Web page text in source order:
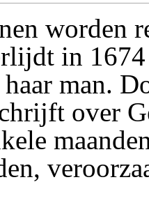
worden
in
haar man.
over